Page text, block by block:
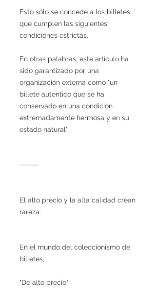
Esto sólo se concede a los billetes
que cumplen las siguientes
condiciones estrictas.
En otras palabras, este artículo ha
sido garantizado por una
organización externa como "un
billete auténtico que se ha
conservado en una condición
extremadamente hermosa y en su
estado natural".
⸻
El alto precio y la alta calidad crean
rareza.
En el mundo del coleccionismo de
billetes,
"De alto precio"